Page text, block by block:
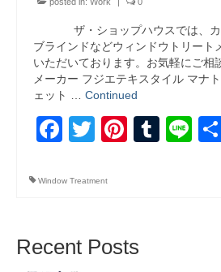
ザ・ショップハウスでは、カー
ブラインドなどウィンドウトリート
いただいております。お気軽にご
メーカー フジエテキスタイル マナ
ェット … Continued
Facebook
Twitter
Window Treatment
Recent Posts